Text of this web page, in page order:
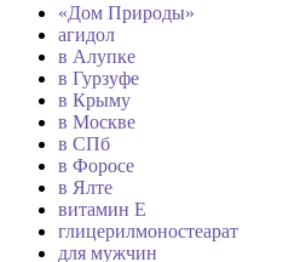
«Дом Природы»
агидол
в Алупке
в Гурзуфе
в Крыму
в Москве
в СПб
в Форосе
в Ялте
витамин Е
глицерилмоностеарат
для мужчин